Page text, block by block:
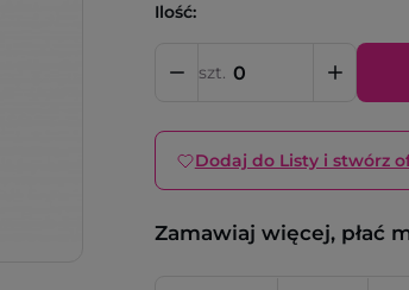
Ilość:
szt.
Dodaj do Listy i stwórz
Zamawiaj więcej, płać